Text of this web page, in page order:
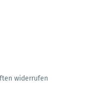
widerrufen